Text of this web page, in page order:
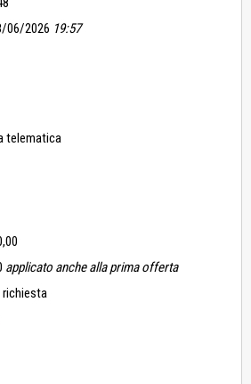
06/2026 19:57
telematica
applicato anche alla prima offerta
richiesta